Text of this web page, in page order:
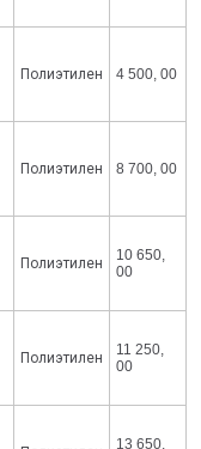
Полиэтилен 4 500, 00
Полиэтилен 8 700, 00
Полиэтилен
10 650,
00
Полиэтилен
11 250,
00
13 650,